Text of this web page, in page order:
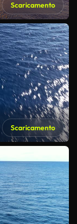
Scaricamento
Scaricamento